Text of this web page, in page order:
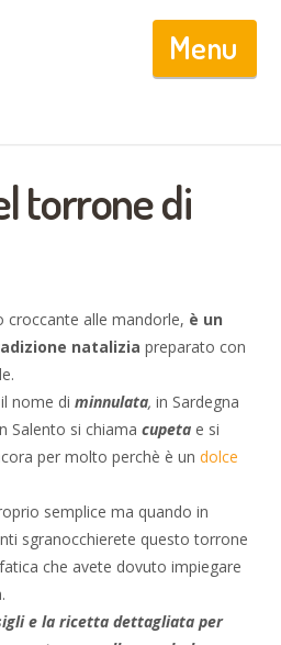
torrone di
croccante alle mandorle, è un
natalizia preparato con
il nome diminnulata,in Sardegna
Salento si chiamacupeta e si
per molto perchè è undolce
semplice ma quando in
sgranocchierete questo torrone
che avete dovuto impiegare
e la ricetta dettagliata per